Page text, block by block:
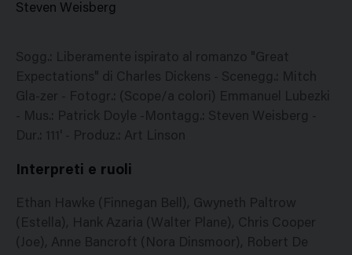
Steven Weisberg
Sogg.: Liberamente ispirato al romanzo "Great
Expectations" di Charles Dickens - Scenegg.: Mitch
Gla-zer - Fotogr.: (Scope/a colori) Emmanuel Lubezki
- Mus.: Patrick Doyle -Montagg.: Steven Weisberg -
Dur.: 111' - Produz.: Art Linson
Interpreti e ruoli
Ethan Hawke (Finnegan Bell), Gwyneth Paltrow
(Estella), Hank Azaria (Walter Plane), Chris Cooper
(Joe), Anne Bancroft (Nora Dinsmoor), Robert De